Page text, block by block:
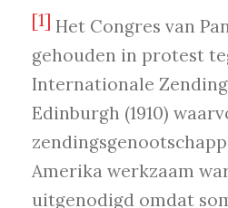
[1] Het Congres van
gehouden in protest
Internationale
Edinburgh (1910)
Amerika werkzaam
uitgenodigd omdat